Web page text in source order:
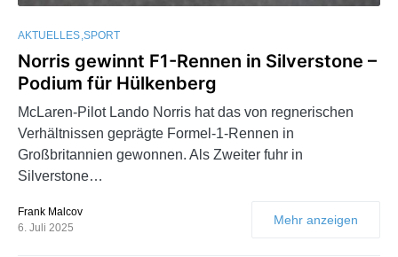
AKTUELLES SPORT
Norris gewinnt F1-Rennen in Silverstone –
Podium für Hülkenberg
McLaren-Pilot Lando Norris hat das von regnerischen
Verhältnissen geprägte Formel-1-Rennen in
Großbritannien gewonnen. Als Zweiter fuhr in
Silverstone…
Frank Malcov
6. Juli 2025
Mehr anzeigen